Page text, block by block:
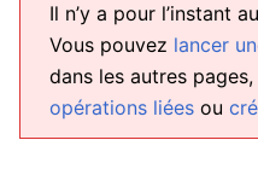
Il n’y a pour l’instant
Vous pouvez lancer
dans les autres pages,
opérations liées ou